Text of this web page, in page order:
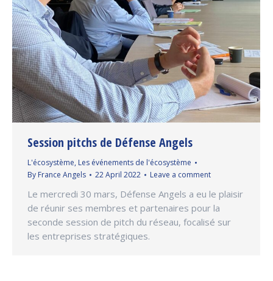
Session pitchs de Défense Angels
L'écosystème, Les événements de l'écosystème
By France Angels 22 April 2022 Leave a comment
Le mercredi 30 mars, Défense Angels a eu le plaisir
de réunir ses membres et partenaires pour la
seconde session de pitch du réseau, focalisé sur
les entreprises stratégiques.